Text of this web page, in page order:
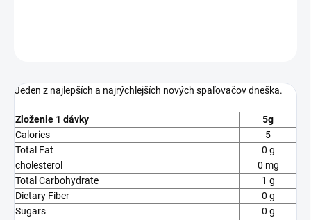
Jeden z najlepších a najrýchlejších nových spaľovačov dneška.
Zloženie 1 dávky
5g
Calories
5
Total Fat
0 g
cholesterol
0 mg
Total Carbohydrate
1 g
Dietary Fiber
0 g
Sugars
0 g